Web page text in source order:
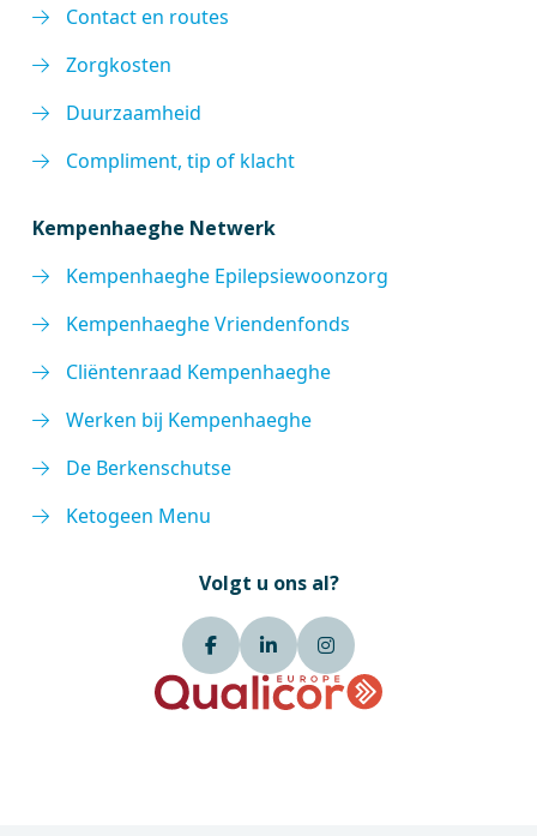
Contact en routes
Zorgkosten
Duurzaamheid
Compliment, tip of klacht
Kempenhaeghe Netwerk
Kempenhaeghe Epilepsiewoonzorg
Kempenhaeghe Vriendenfonds
Cliëntenraad Kempenhaeghe
Werken bij Kempenhaeghe
De Berkenschutse
Ketogeen Menu
Volgt u ons al?